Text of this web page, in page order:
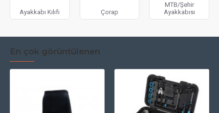
Ayakkabı Kılıfı Çorap
MTB/Şehir
Ayakkabısı
En çok görüntülenen